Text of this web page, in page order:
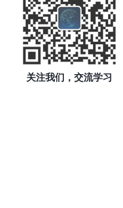
关注我们，交流学习